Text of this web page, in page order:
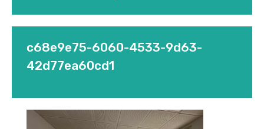
c68e9e75-6060-4533-9d63-
42d77ea60cd1